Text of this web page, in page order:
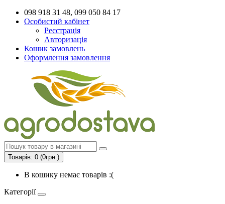
098 918 31 48, 099 050 84 17
Особистий кабінет
Реєстрація
Авторизація
Кошик замовлень
Оформлення замовлення
Товарів: 0 (0грн.)
В кошику немає товарів :(
Категорії